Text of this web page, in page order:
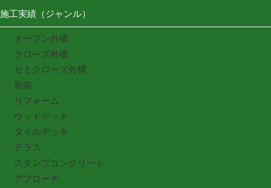
施工実績（ジャンル）
オープン外構
クローズ外構
セミクローズ外構
新築
リフォーム
ウッドデッキ
タイルデッキ
テラス
スタンプコンクリート
アプローチ